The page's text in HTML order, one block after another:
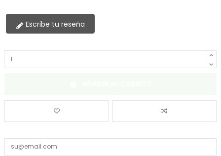
Escribe tu reseña